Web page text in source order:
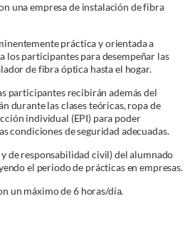
una empresa de instalación de fibra
práctica y orientada a
participantes para desempeñar las
de fibra óptica hasta el hogar.
participantes recibirán además del
durante las clases teóricas, ropa de
individual (EPI) para poder
condiciones de seguridad adecuadas.
de responsabilidad civil) del alumnado
el periodo de prácticas en empresas.
un máximo de 6 horas/día.